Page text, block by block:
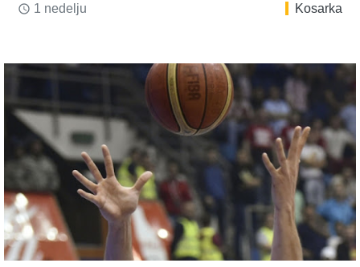
access_time 1 nedelju Kosarka